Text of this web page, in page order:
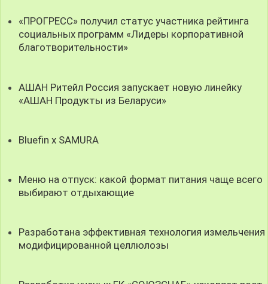
«ПРОГРЕСС» получил статус участника рейтинга
социальных программ «Лидеры корпоративной
благотворительности»
АШАН Ритейл Россия запускает новую линейку
«АШАН Продукты из Беларуси»
Bluefin x SAMURA
Меню на отпуск: какой формат питания чаще всего
выбирают отдыхающие
Разработана эффективная технология измельчения
модифицированной целлюлозы